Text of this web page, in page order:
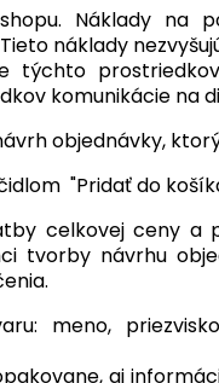
Náklady na
náklady
týchto
komunikácie na
objednávky,
"Pridať do
celkovej ceny a
tvorby návrhu
meno,
aj